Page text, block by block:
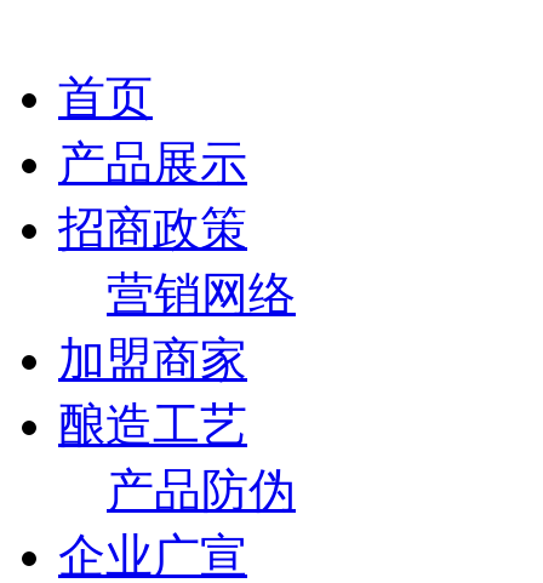
首页
产品展示
招商政策
营销网络
加盟商家
酿造工艺
产品防伪
企业广宣